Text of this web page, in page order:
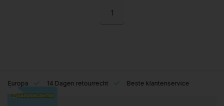
1
Europa 14 Dagen retourrecht Beste klantenservice